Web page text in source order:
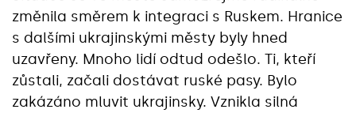
změnila směrem k integraci s Ruskem. Hranice
s dalšími ukrajinskými městy byly hned
uzavřeny. Mnoho lidí odtud odešlo. Ti, kteří
zůstali, začali dostávat ruské pasy. Bylo
zakázáno mluvit ukrajinsky. Vznikla silná